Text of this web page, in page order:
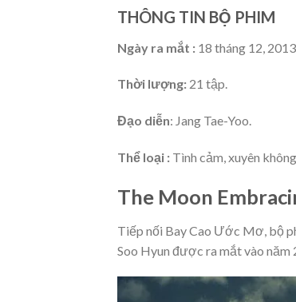
THÔNG TIN BỘ PHIM
Ngày ra mắt : 18 tháng 12, 2013
Thời lượng: 21 tập.
Đạo diễn: Jang Tae-Yoo.
Thể loại : Tình cảm, xuyên
The Moon
Tiếp nối Bay Cao Ước Mơ, bộ
Soo Hyun được ra mắt vào năm